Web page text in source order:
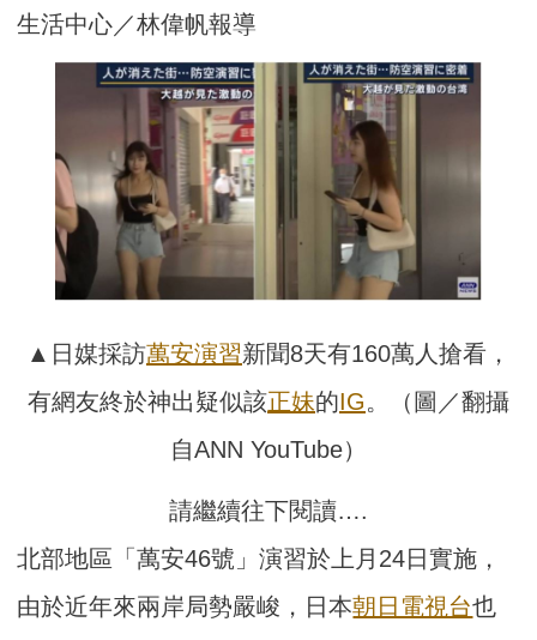
生活中心／林偉帆報導
▲日媒採訪萬安演習新聞8天有160萬人搶看，
有網友終於神出疑似該正妹的IG。（圖／翻攝
自ANN YouTube）
請繼續往下閱讀….
北部地區「萬安46號」演習於上月24日實施，
由於近年來兩岸局勢嚴峻，日本朝日電視台也